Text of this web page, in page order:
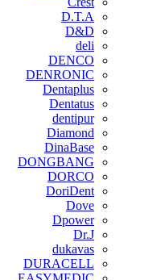
D.T.A
D&D
deli
DENCO
DENRONIC
Dentaplus
Dentatus
dentipur
‌Diamond
DinaBase
DONGBANG
DORCO
DoriDent
Dove
Dpower
Dr.J
dukavas
DURACELL